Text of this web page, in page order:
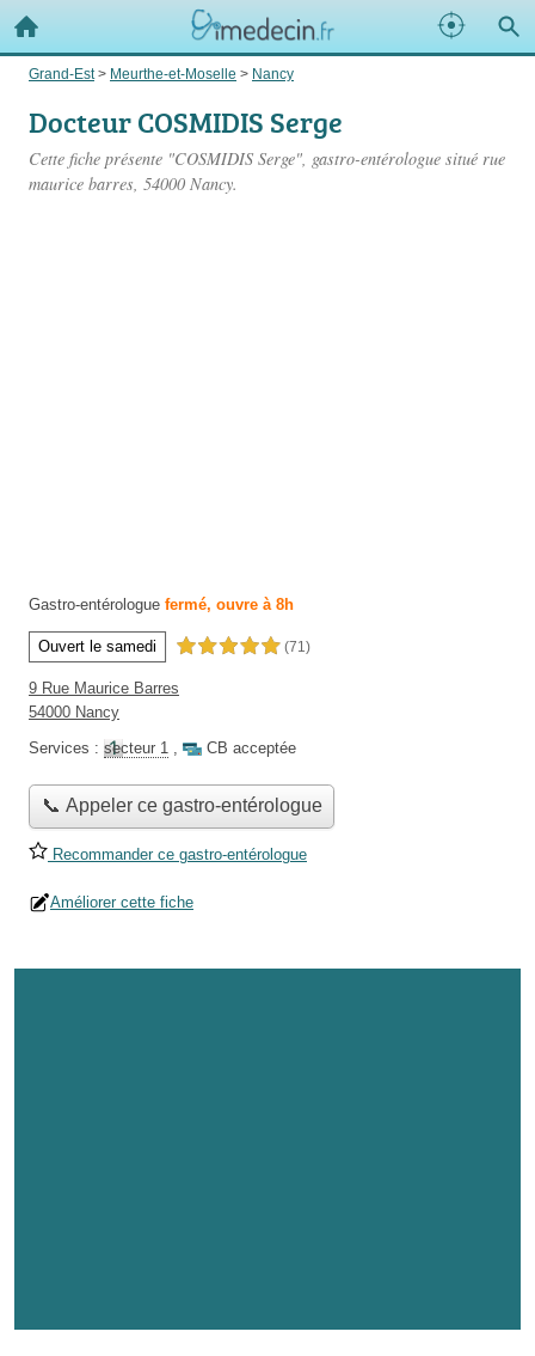
Grand-Est> Meurthe-et-Moselle > Nancy
Docteur COSMIDIS Serge
Cette fiche présente "COSMIDIS Serge", gastro-entérologue situé rue
maurice barres, 54000 Nancy.
Gastro-entérologue fermé, ouvre à 8h
Ouvert le samedi 5,0 étoiles sur 5 (71)
9 Rue Maurice Barres
54000 Nancy
Services : secteur 1 , CB acceptée
📞 Appeler ce gastro-entérologue
Recommander ce gastro-entérologue
Améliorer cette fiche